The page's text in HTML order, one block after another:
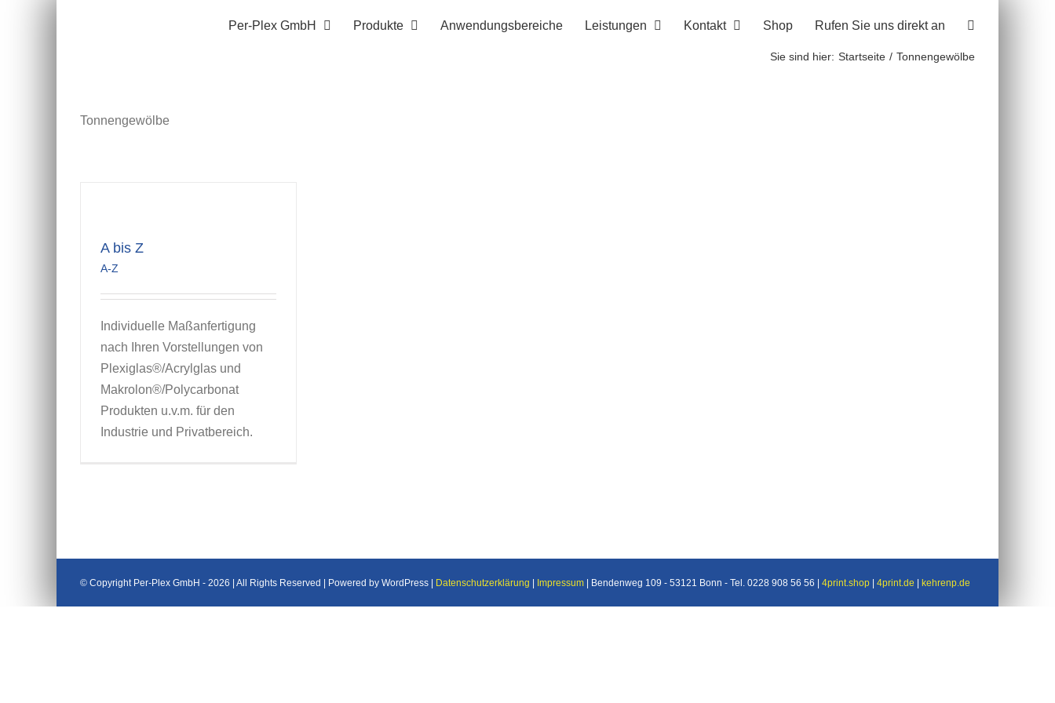
Per-Plex GmbH Produkte Anwendungsbereiche Leistungen Kontakt Shop Rufen Sie uns direkt an
Sie sind hier: Startseite Tonnengewölbe
Tonnengewölbe
A bis Z
A-Z
Individuelle Maßanfertigung
nach Ihren Vorstellungen von
Plexiglas®/Acrylglas und
Makrolon®/Polycarbonat
Produkten u.v.m. für den
Industrie und Privatbereich.
© Copyright Per-Plex GmbH - 2026 | All Rights Reserved | Powered by WordPress | Datenschutzerklärung Impressum | Bendenweg 109 - 53121 Bonn - Tel. 0228 908 56 56 | 4print.shop 4print.de kehrenp.de